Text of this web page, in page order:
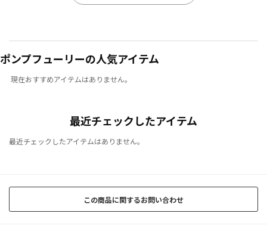
ポンプフューリーの人気アイテム
現在おすすめアイテムはありません。
最近チェックしたアイテム
最近チェックしたアイテムはありません。
この商品に関するお問い合わせ